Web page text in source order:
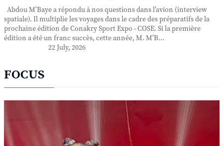
Abdou M’Baye a répondu à nos questions dans l’avion (interview
spatiale). Il multiplie les voyages dans le cadre des préparatifs de la
prochaine édition de Conakry Sport Expo - COSE. Si la première
édition a été un franc succès, cette année, M. M’B...
22 July, 2026
FOCUS